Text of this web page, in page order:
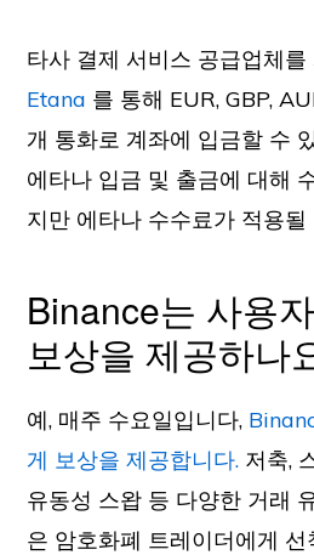
타사 결제 서비스 공급업체
Etana 를 통해 EUR, GBP,
개 통화로 계좌에 입금할 수
에타나 입금 및 출금에 대해
지만 에타나 수수료가 적용될
Binance는 사용
보상을 제공하나
예, 매주 수요일입니다,
게 보상을 제공합니다. 저축,
유동성 스왑 등 다양한 거래
은 암호화폐 트레이더에게